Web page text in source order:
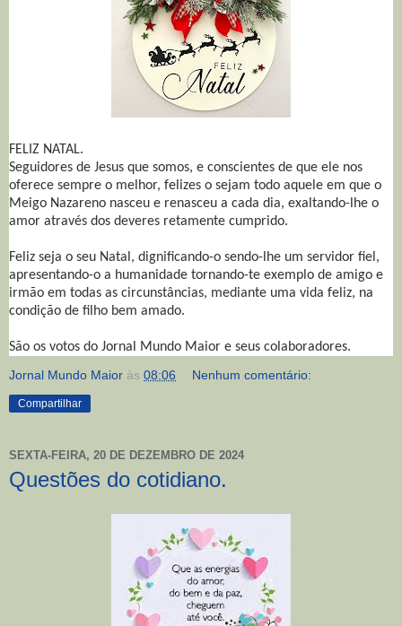
FELIZ NATAL.
Seguidores de Jesus que somos, e conscientes de que ele nos
oferece sempre o melhor, felizes o sejam todo aquele em que o
Meigo Nazareno nasceu e renasceu a cada dia, exaltando-lhe o
amor através dos deveres retamente cumprido.
Feliz seja o seu Natal, dignificando-o sendo-lhe um servidor fiel,
apresentando-o a humanidade tornando-te exemplo de amigo e
irmão em todas as circunstâncias, mediante uma vida feliz, na
condição de filho bem amado.
São os votos do Jornal Mundo Maior e seus colaboradores.
Jornal Mundo Maior às 08:06 Nenhum comentário:
Compartilhar
SEXTA-FEIRA, 20 DE DEZEMBRO DE 2024
Questões do cotidiano.